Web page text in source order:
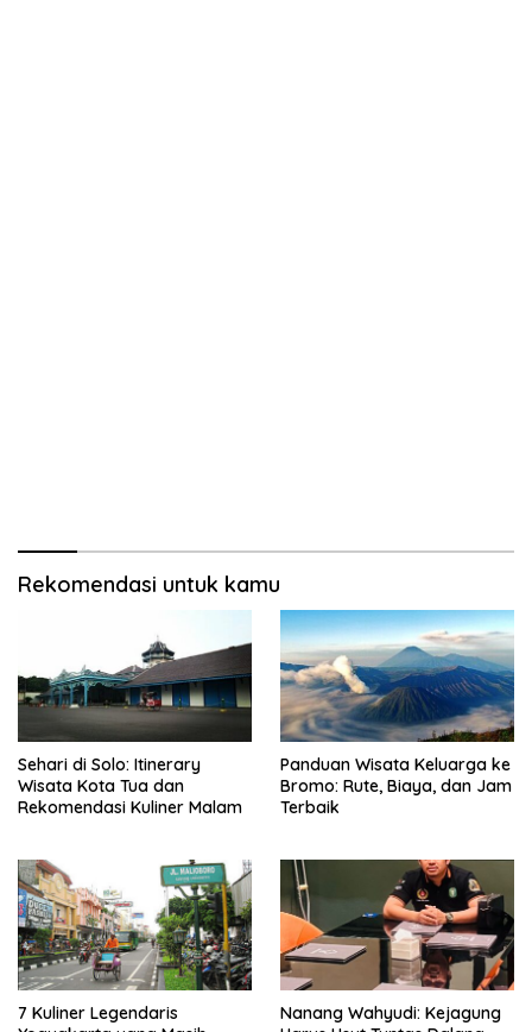
Rekomendasi untuk kamu
Sehari di Solo: Itinerary
Wisata Kota Tua dan
Rekomendasi Kuliner Malam
Panduan Wisata Keluarga ke
Bromo: Rute, Biaya, dan Jam
Terbaik
7 Kuliner Legendaris
Nanang Wahyudi: Kejagung